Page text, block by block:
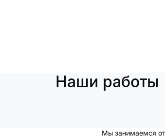
Наши работы
Мы занимаемся